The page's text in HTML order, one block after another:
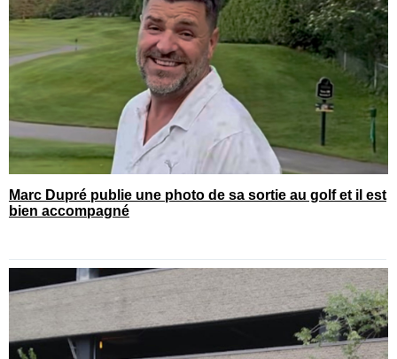
Marc Dupré publie une photo de sa sortie au golf et il est
bien accompagné